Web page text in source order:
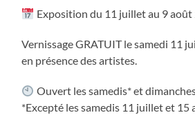
Exposition du 11 juillet au 9 août
Vernissage GRATUIT le samedi 11
en présence des artistes.
Ouvert les samedis* et
*Excepté les samedis 11 juillet et 15